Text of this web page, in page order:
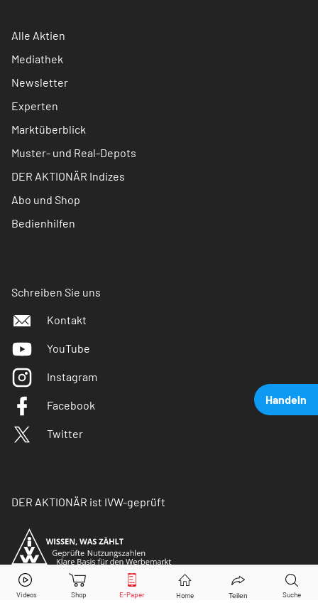
Handeln
Alibaba GroupAktie jetzt handeln?
Alle Aktien
Mediathek
Newsletter
Experten
Marktüberblick
Muster- und Real-Depots
DER AKTIONÄR Indizes
Abo und Shop
Bedienhilfen
Schreiben Sie uns
Kontakt
YouTube
Instagram
Facebook
Twitter
DER AKTIONÄR ist IVW-geprüft